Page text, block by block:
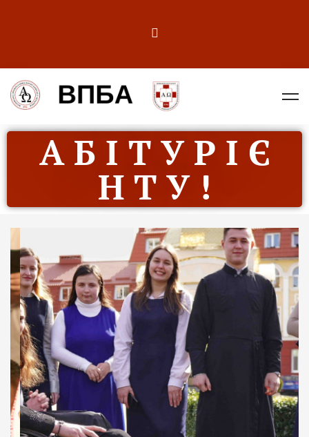
А Б І Т У Р І Є
Н Т У !
ДУХОВНО СИЛЬНІ!
ВПБА — спільнота, де
формується
покликання